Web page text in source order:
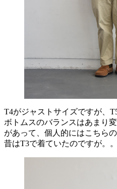
T4がジャストサイズですが、
ボトムスのバランスはあまり
があって、個人的にはこちら
昔はT3で着ていたのですが。